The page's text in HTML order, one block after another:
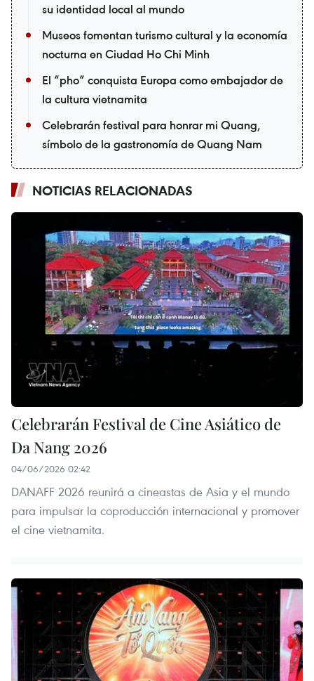
su identidad local al mundo
Museos fomentan turismo cultural y la economía
nocturna en Ciudad Ho Chi Minh
El “pho” conquista Europa como embajador de
la cultura vietnamita
Celebrarán festival para honrar mi Quang,
símbolo de la gastronomía de Quang Nam
NOTICIAS RELACIONADAS
Celebrarán Festival de Cine Asiático de
Da Nang 2026
04/06/2026 02:42
DANAFF 2026 reunirá a cineastas de Asia y el mundo
para impulsar la coproducción internacional y promover
el cine vietnamita.